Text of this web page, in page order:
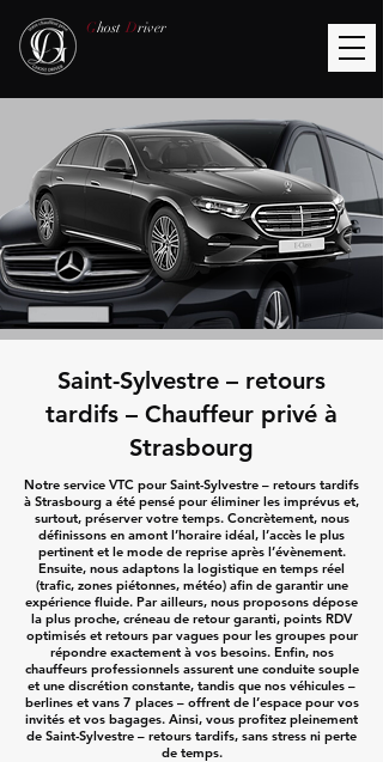
Ghost Driver
Saint-Sylvestre – retours
tardifs – Chauffeur privé à
Strasbourg
Notre service VTC pour Saint-Sylvestre – retours tardifs
à Strasbourg a été pensé pour éliminer les imprévus et,
surtout, préserver votre temps. Concrètement, nous
définissons en amont l’horaire idéal, l’accès le plus
pertinent et le mode de reprise après l’évènement.
Ensuite, nous adaptons la logistique en temps réel
(trafic, zones piétonnes, météo) afin de garantir une
expérience fluide. Par ailleurs, nous proposons dépose
la plus proche, créneau de retour garanti, points RDV
optimisés et retours par vagues pour les groupes pour
répondre exactement à vos besoins. Enfin, nos
chauffeurs professionnels assurent une conduite souple
et une discrétion constante, tandis que nos véhicules –
berlines et vans 7 places – offrent de l’espace pour vos
invités et vos bagages. Ainsi, vous profitez pleinement
de Saint-Sylvestre – retours tardifs, sans stress ni perte
de temps.